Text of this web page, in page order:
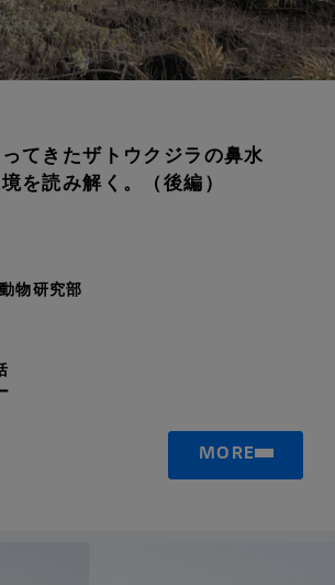
てきたザトウクジラの鼻水
を読み解く。（後編）
物研究部
MORE